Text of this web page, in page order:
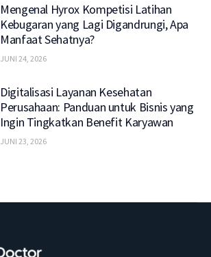
Mengenal Hyrox Kompetisi Latihan
Kebugaran yang Lagi Digandrungi, Apa
Manfaat Sehatnya?
JUNI 24, 2026
Digitalisasi Layanan Kesehatan
Perusahaan: Panduan untuk Bisnis yang
Ingin Tingkatkan Benefit Karyawan
JUNI 23, 2026